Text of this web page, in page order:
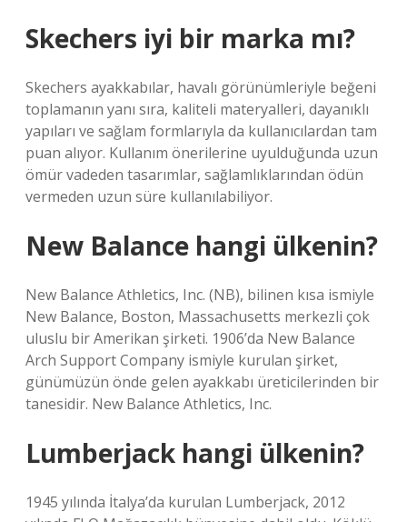
Skechers iyi bir marka mı?
Skechers ayakkabılar, havalı görünümleriyle beğeni
toplamanın yanı sıra, kaliteli materyalleri, dayanıklı
yapıları ve sağlam formlarıyla da kullanıcılardan tam
puan alıyor. Kullanım önerilerine uyulduğunda uzun
ömür vadeden tasarımlar, sağlamlıklarından ödün
vermeden uzun süre kullanılabiliyor.
New Balance hangi ülkenin?
New Balance Athletics, Inc. (NB), bilinen kısa ismiyle
New Balance, Boston, Massachusetts merkezli çok
uluslu bir Amerikan şirketi. 1906’da New Balance
Arch Support Company ismiyle kurulan şirket,
günümüzün önde gelen ayakkabı üreticilerinden bir
tanesidir. New Balance Athletics, Inc.
Lumberjack hangi ülkenin?
1945 yılında İtalya’da kurulan Lumberjack, 2012